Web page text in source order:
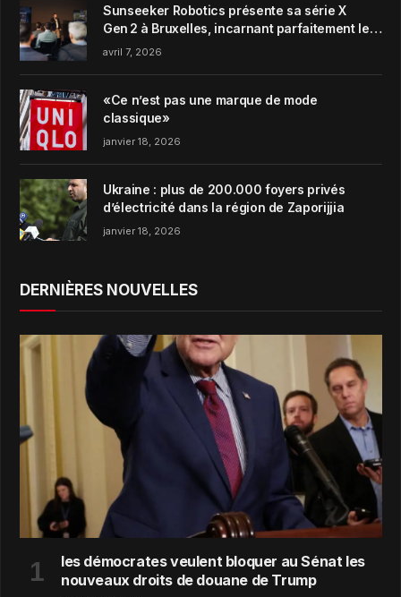
Sunseeker Robotics présente sa série X
Gen 2 à Bruxelles, incarnant parfaitement le
concept de Garden Harmony de la marque
avril 7, 2026
«Ce n’est pas une marque de mode
classique»
janvier 18, 2026
Ukraine : plus de 200.000 foyers privés
d’électricité dans la région de Zaporijjia
janvier 18, 2026
DERNIÈRES NOUVELLES
les démocrates veulent bloquer au Sénat les
nouveaux droits de douane de Trump